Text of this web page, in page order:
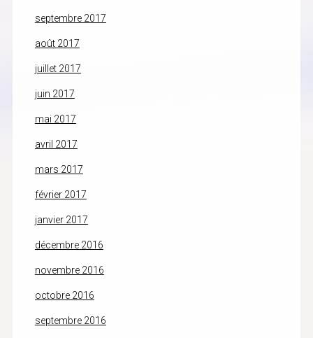
septembre 2017
août 2017
juillet 2017
juin 2017
mai 2017
avril 2017
mars 2017
février 2017
janvier 2017
décembre 2016
novembre 2016
octobre 2016
septembre 2016